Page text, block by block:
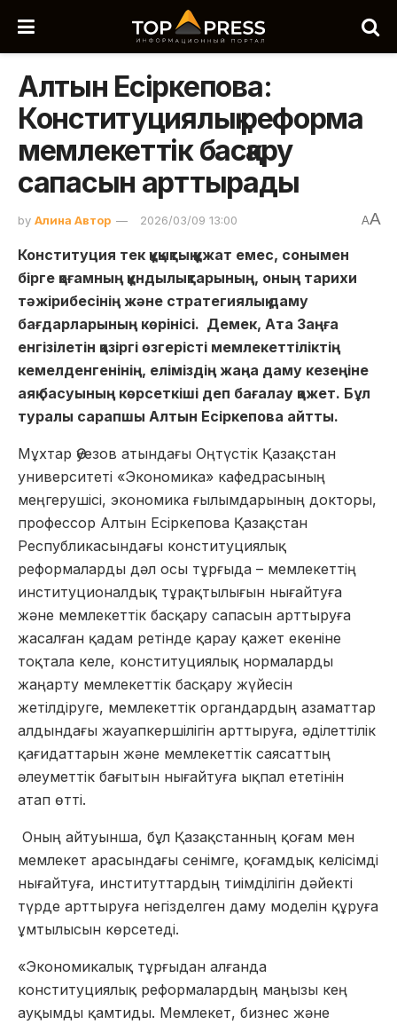
Алтын Есіркепова:
Конституциялық реформа
мемлекеттік басқару
сапасын арттырады
by Алина Автор 2026/03/09 13:00 AA
Конституция тек құқықтық құжат емес, сонымен
бірге қоғамның құндылықтарының, оның тарихи
тәжірибесінің және стратегиялық даму
бағдарларының көрінісі. Демек, Ата Заңға
енгізілетін қазіргі өзгерісті мемлекеттіліктің
кемелденгенінің, еліміздің жаңа даму кезеңіне
аяқ басуының көрсеткіші деп бағалау қажет. Бұл
туралы сарапшы Алтын Есіркепова айтты.
Мұхтар Әуезов атындағы Оңтүстік Қазақстан
университеті «Экономика» кафедрасының
меңгерушісі, экономика ғылымдарының докторы,
профессор Алтын Есіркепова Қазақстан
Республикасындағы конституциялық
реформаларды дәл осы тұрғыда – мемлекеттің
институционалдық тұрақтылығын нығайтуға
және мемлекеттік басқару сапасын арттыруға
жасалған қадам ретінде қарау қажет екеніне
тоқтала келе, конституциялық нормаларды
жаңарту мемлекеттік басқару жүйесін
жетілдіруге, мемлекеттік органдардың азаматтар
алдындағы жауапкершілігін арттыруға, әділеттілік
қағидаттарын және мемлекеттік саясаттың
әлеуметтік бағытын нығайтуға ықпал ететінін
атап өтті.
Оның айтуынша, бұл Қазақстанның қоғам мен
мемлекет арасындағы сенімге, қоғамдық келісімді
нығайтуға, институттардың тиімділігін дәйекті
түрде арттыруға негізделген даму моделін құруға
ұмтылысын көрсетеді.
«Экономикалық тұрғыдан алғанда
конституциялық реформалардың маңызы кең
ауқымды қамтиды. Мемлекет, бизнес және